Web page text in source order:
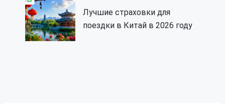
Лучшие страховки для
поездки в Китай в 2026 году